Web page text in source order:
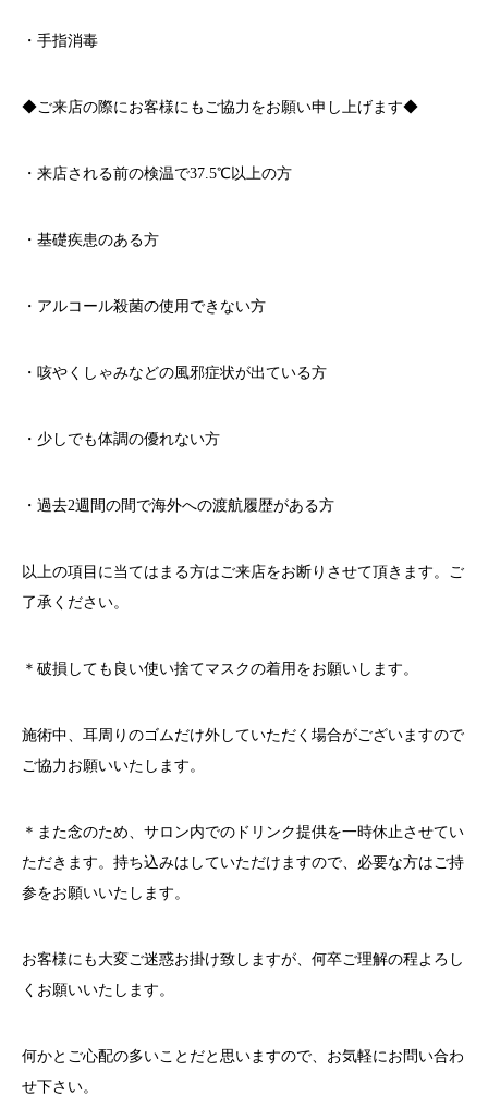
・手指消毒
◆ご来店の際にお客様にもご協力をお願い申し上げます◆
・来店される前の検温で37.5℃以上の方
・基礎疾患のある方
・アルコール殺菌の使用できない方
・咳やくしゃみなどの風邪症状が出ている方
・少しでも体調の優れない方
・過去2週間の間で海外への渡航履歴がある方
以上の項目に当てはまる方はご来店をお断りさせて頂きます。ご
了承ください。
＊破損しても良い使い捨てマスクの着用をお願いします。
施術中、耳周りのゴムだけ外していただく場合がございますので
ご協力お願いいたします。
＊また念のため、サロン内でのドリンク提供を一時休止させてい
ただきます。持ち込みはしていただけますので、必要な方はご持
参をお願いいたします。
お客様にも大変ご迷惑お掛け致しますが、何卒ご理解の程よろし
くお願いいたします。
何かとご心配の多いことだと思いますので、お気軽にお問い合わ
せ下さい。